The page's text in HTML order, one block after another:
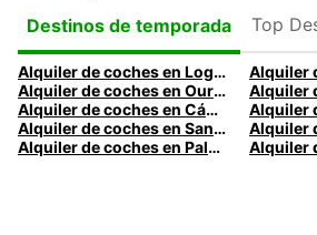
Destinos de temporada
Top
Alquiler de coches en Logroño
Alquiler de coches en Ourense
Alquiler
Alquiler de coches en Cádiz
Alquiler de coches en Santander
Alquiler
Alquiler de coches en Palma